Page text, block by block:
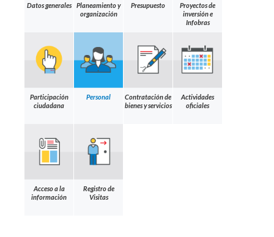
Datos generales
Planeamiento y
organización
Presupuesto
Proyectos de
inversión e
Infobras
Participación
ciudadana
Personal
Contratación de
bienes y servicios
Actividades
oficiales
Acceso a la
información
Registro de
Visitas